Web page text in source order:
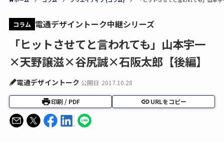
コラム 電通デザイントーク中継シリーズ
「ヒットさせてと言われても」山本宇一
×天野譲滋×谷尻誠×石阪太郎【後編】
電通デザイントーク 公開日 2017.10.28
印刷 / PDF URLをコピー